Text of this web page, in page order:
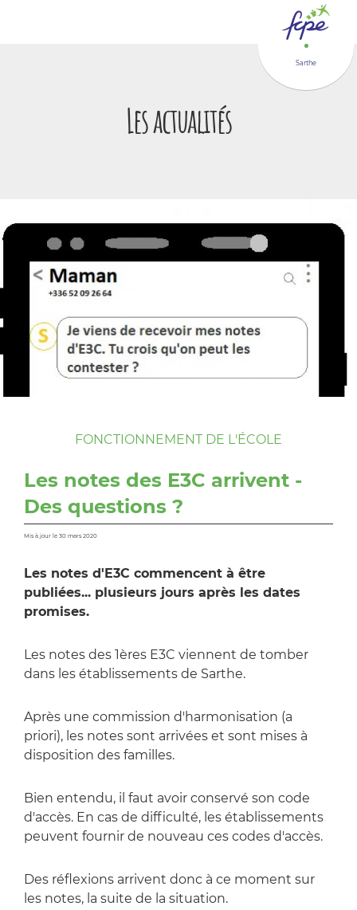
Sarthe
Les actualités
FONCTIONNEMENT DE L'ÉCOLE
Les notes des E3C arrivent -
Des questions ?
Mis à jour le 30 mars 2020
Les notes d'E3C commencent à être
publiées... plusieurs jours après les dates
promises.
Les notes des 1ères E3C viennent de tomber
dans les établissements de Sarthe.
Après une commission d'harmonisation (a
priori), les notes sont arrivées et sont mises à
disposition des familles.
Bien entendu, il faut avoir conservé son code
d'accès. En cas de difficulté, les établissements
peuvent fournir de nouveau ces codes d'accès.
Des réflexions arrivent donc à ce moment sur
les notes, la suite de la situation.